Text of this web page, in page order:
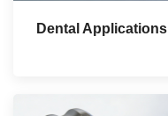
Dental Applications